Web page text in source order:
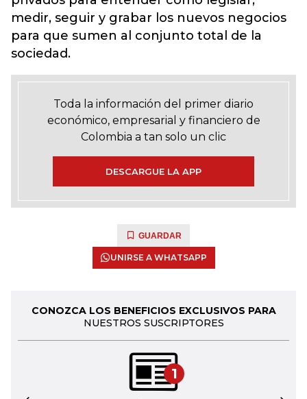
medir, seguir y grabar los nuevos negocios
para que sumen al conjunto total de la
sociedad.
Toda la información del primer diario
económico, empresarial y financiero de
Colombia a tan solo un clic
DESCARGUE LA APP
GUARDAR
UNIRSE A WHATSAPP
CONOZCA LOS BENEFICIOS EXCLUSIVOS PARA
NUESTROS SUSCRIPTORES
1